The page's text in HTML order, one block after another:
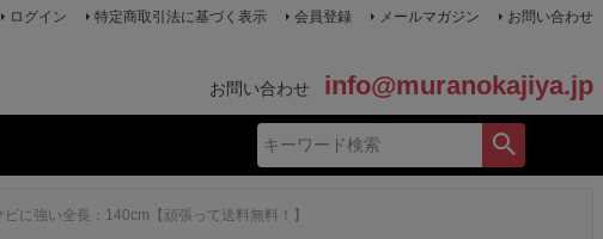
ログイン 特定商取引法に基づく表示 会員登録 メールマガジン お問い合わせ
お問い合わせ info@muranokajiya.jp
に強い全長：140cm【頑張って送料無料！】